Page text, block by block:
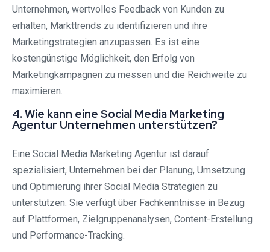
Unternehmen, wertvolles Feedback von Kunden zu
erhalten, Markttrends zu identifizieren und ihre
Marketingstrategien anzupassen. Es ist eine
kostengünstige Möglichkeit, den Erfolg von
Marketingkampagnen zu messen und die Reichweite zu
maximieren.
4. Wie kann eine Social Media Marketing
Agentur Unternehmen unterstützen?
Eine Social Media Marketing Agentur ist darauf
spezialisiert, Unternehmen bei der Planung, Umsetzung
und Optimierung ihrer Social Media Strategien zu
unterstützen. Sie verfügt über Fachkenntnisse in Bezug
auf Plattformen, Zielgruppenanalysen, Content-Erstellung
und Performance-Tracking.